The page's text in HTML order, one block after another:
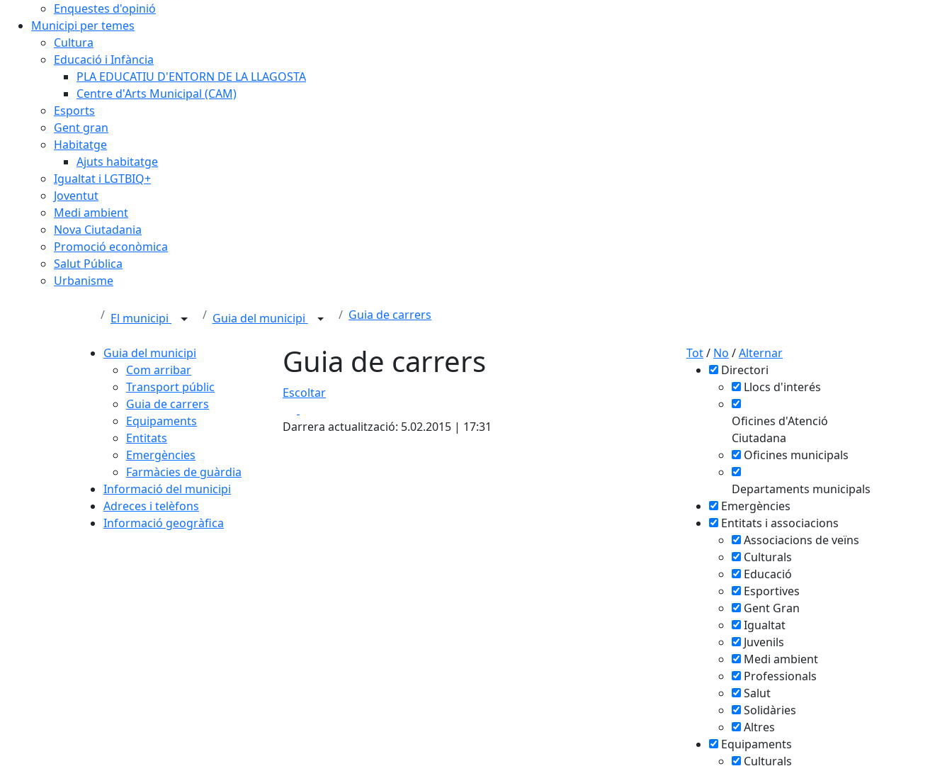
Enquestes d'opinió
Municipi per temes
Cultura
Educació i Infància
PLA EDUCATIU D'ENTORN DE LA LLAGOSTA
Centre d'Arts Municipal (CAM)
Esports
Gent gran
Habitatge
Ajuts habitatge
Igualtat i LGTBIQ+
Joventut
Medi ambient
Nova Ciutadania
Promoció econòmica
Salut Pública
Urbanisme
El municipi Guia del municipi Guia de carrers
Guia del municipi
Com arribar
Transport públic
Guia de carrers
Equipaments
Entitats
Emergències
Farmàcies de guàrdia
Informació del municipi
Adreces i telèfons
Informació geogràfica
Guia de carrers
+
−
Escoltar
Darrera actualització: 5.02.2015 | 17:31
Tot/ No /Alternar
Directori
Llocs d'interés
Oficines d'Atenció
Ciutadana
Oficines municipals
Departaments municipals
Emergències
Entitats i associacions
Associacions de veïns
Culturals
Educació
Esportives
Gent Gran
Igualtat
Juvenils
Medi ambient
Professionals
Salut
Solidàries
Altres
Equipaments
Culturals